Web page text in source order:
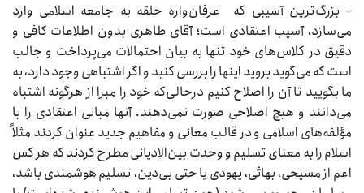
– بزرگ‌ترین آسیبی که عرفان‌واره حلقه به جامعه اسلامی وارد
می‌سازد، ‌آسیب اعتقادی است؛ آقای طاهری بدون اطلاعات کافی و
دقیق در کلاس‌های خود تنها به بیان احتمالات می‌پرداخت و جالب
است که می‌گوید بروید اینها را بررسی کنید و اگر اشتباهی وجود دارد، به
ما بگویید تا آن را اصلاح کنیم درحالی‌که خود را مبرا از هرگونه اشتباه
می‌دانند و هیچ اصلاحی صورت نمی‌دهند. آنها مبانی اعتقادی را با
مؤلفه‌های اسلامی و در قالب معانی و مفاهیم جدید عنوان کردند مثلاً
اسلام را به معنای تسلیم و وحدت بین‌الادیانی مطرح کردند که هر کس
اعم از مسیحی، بهائی،‌ یهودی یا حتی بی‌دین، تسلیم هوشمندی باشد،